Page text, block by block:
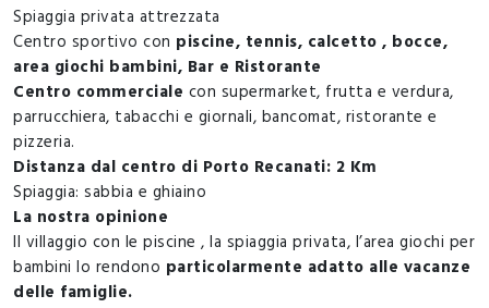
Spiaggia privata attrezzata
Centro sportivo con piscine, tennis, calcetto , bocce,
area giochi bambini, Bar e Ristorante
Centro commerciale con supermarket, frutta e verdura,
parrucchiera, tabacchi e giornali, bancomat, ristorante e
pizzeria.
Distanza dal centro di Porto Recanati: 2 Km
Spiaggia: sabbia e ghiaino
La nostra opinione
Il villaggio con le piscine , la spiaggia privata, l’area giochi per
bambini lo rendono particolarmente adatto alle vacanze
delle famiglie.